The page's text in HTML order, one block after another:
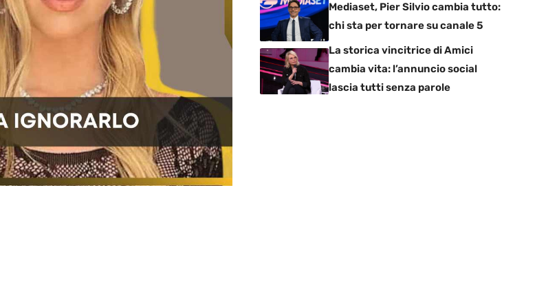
Mediaset, Pier Silvio cambia tutto:
chi sta per tornare su canale 5
La storica vincitrice di Amici
cambia vita: l’annuncio social
lascia tutti senza parole